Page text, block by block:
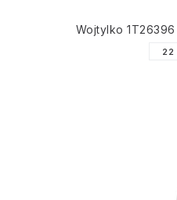
Wojtylko
22